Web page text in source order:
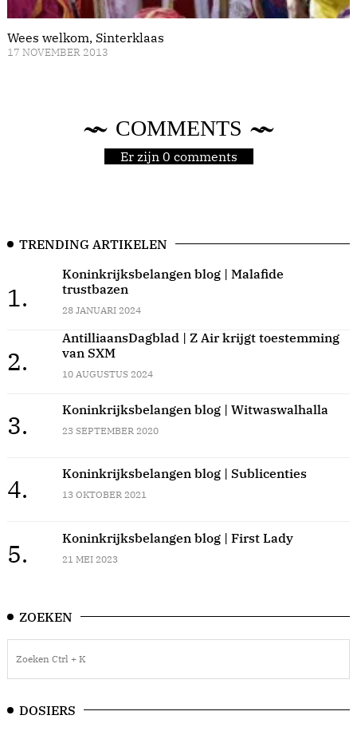
Wees welkom, Sinterklaas
17 NOVEMBER 2013
COMMENTS
Er zijn 0 comments
TRENDING ARTIKELEN
1.
Koninkrijksbelangen blog | Malafide
trustbazen
28 JANUARI 2024
2.
AntilliaansDagblad | Z Air krijgt toestemming
van SXM
10 AUGUSTUS 2024
3.
Koninkrijksbelangen blog | Witwaswalhalla
23 SEPTEMBER 2020
4.
Koninkrijksbelangen blog | Sublicenties
13 OKTOBER 2021
5.
Koninkrijksbelangen blog | First Lady
21 MEI 2023
ZOEKEN
DOSIERS